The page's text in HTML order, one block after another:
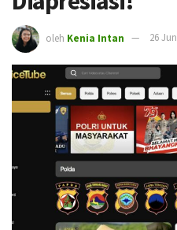
oleh Kenia Intan 26